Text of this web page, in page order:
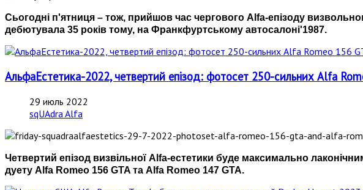
Сьогодні п'ятниця – тож, прийшов час чергового Alfa-епізоду
дебютувала 35 років тому, на Франкфуртському автосалоні'1987.
АльфаЕстетика-2022, четвертий епізод: фотосет 250-сильних Alfa
29 июль 2022
sqUAdra Alfa
Четвертий епізод визвільної Alfa-естетики буде максимально
дуету Alfa Romeo 156 GTA та Alfa Romeo 147 GTA.